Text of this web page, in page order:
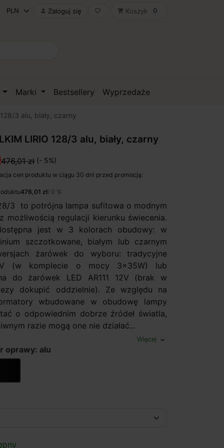
 Zaloguj się favorite_border shopping_cart Koszyk 0
Marki Bestsellery Wyprzedaże
3 alu, biały, czarny
LIRIO 128/3 alu, biały, czarny
476,01 zł (- 5%)
cen produktu w ciągu 30 dni przed promocją:
476,01 zł/ 0 %
3 to potrójna lampa sufitowa o modnym
możliwością regulacji kierunku świecenia.
jest w 3 kolorach obudowy: w
szczotkowane, białym lub czarnym
żarówek do wyboru: tradycyjne
(w komplecie o mocy 3x35W) lub
do żarówek LED AR111 12V (brak w
dokupić oddzielnie). Ze względu na
wbudowane w obudowę lampy
o odpowiednim dobrze źródeł światla,
razie mogą one nie działać...
Więcej expand_more
oprawy: alu